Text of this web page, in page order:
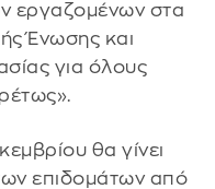
εργαζομένων στα
Ένωσης και
για όλους
θα γίνει
επιδομάτων από